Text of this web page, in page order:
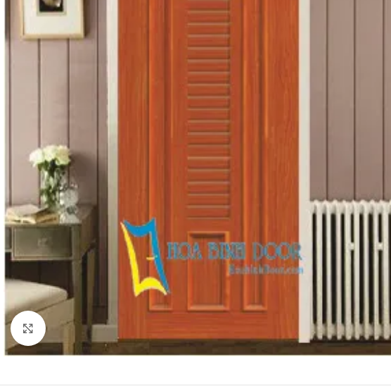
Click to enlarge